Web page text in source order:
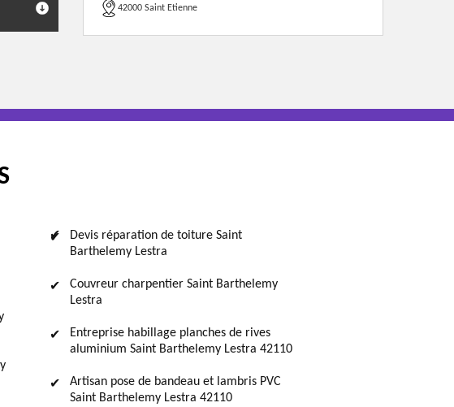
42000 Saint Etienne
Devis réparation de toiture Saint
Barthelemy Lestra
Couvreur charpentier Saint Barthelemy
Lestra
Entreprise habillage planches de rives
aluminium Saint Barthelemy Lestra 42110
Artisan pose de bandeau et lambris PVC
Saint Barthelemy Lestra 42110